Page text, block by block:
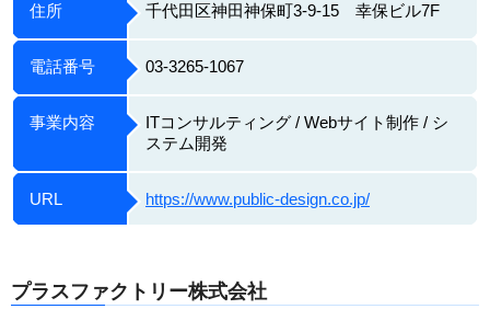
住所 千代田区神田神保町3-9-15 幸保ビル7F
電話番号 03-3265-1067
事業内容
ITコンサルティング / Webサイト制作 / シ
ステム開発
URL https://www.public-design.co.jp/
プラスファクトリー株式会社